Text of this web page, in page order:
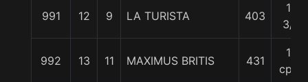
991 12 9 LA TURISTA 403
15
3/4
992 13 11 MAXIMUS BRITIS 431
17
cpos